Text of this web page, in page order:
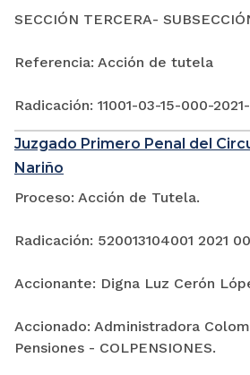
SECCIÓN TERCERA-
Referencia: Acción de tutela
Radicación: 11001-03-15-000-
Juzgado Primero Penal del
Nariño
Proceso: Acción de Tutela.
Radicación: 520013104001 2021
Accionante: Digna Luz Cerón
Accionado: Administradora
Pensiones - COLPENSIONES.